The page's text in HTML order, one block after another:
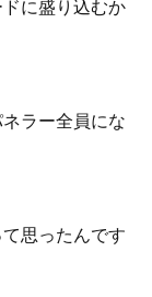
に盛り込むか
ラー全員にな
思ったんです